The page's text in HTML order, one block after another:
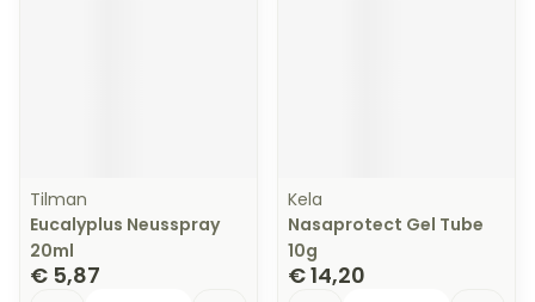
Tilman
Eucalyplus Neusspray
20ml
€ 5,87
Kela
Nasaprotect Gel Tube
10g
€ 14,20